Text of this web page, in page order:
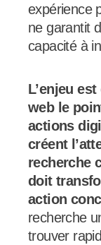
expérience
ne garantit
capacité à
L’enjeu
web le
actions
créent
recherche
doit
action
recherche
trouver